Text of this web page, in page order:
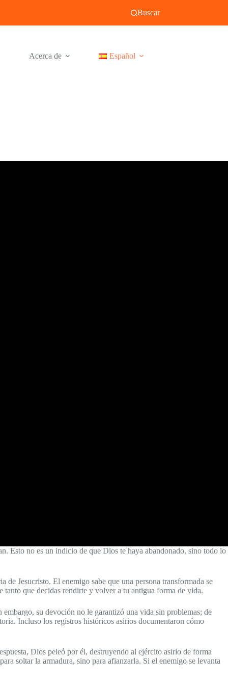
Buscar
Acerca de Español
Esto no es un indicio de que Dios te haya abandonado, sino todo lo
Jesucristo. El enemigo sabe que una persona transformada se
tanto que decidas rendirte y volver a tu antigua forma de vida.
su devoción no le garantizó una vida sin problemas; de
Incluso los registros históricos asirios documentaron cómo
Dios peleó por él, destruyendo al ejército asirio de forma
soltar la armadura, sino para afianzarla. Si el enemigo se levanta